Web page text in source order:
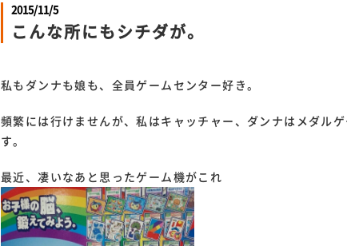
2015/11/5
こんな所にもシチダが。
私もダンナも娘も、全員ゲームセンター好き。
頻繁には行けませんが、私はキャッチャー、ダンナはメダル
す。
最近、凄いなあと思ったゲーム機がこれ